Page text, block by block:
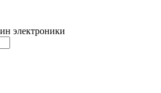
электроники